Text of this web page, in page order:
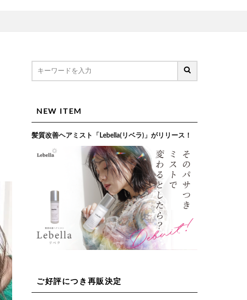
NEW ITEM
髪質改善ヘアミスト「Lebella(リベラ)」がリリース！
ご好評につき再販決定